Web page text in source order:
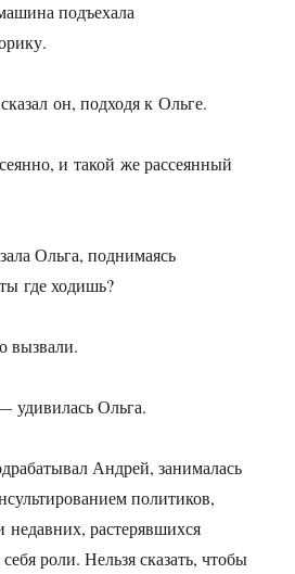
подъехала
он, подходя к Ольге.
и такой же рассеянный
Ольга, поднимаясь
где ходишь?
Ольга.
Андрей, занималась
политиков,
растерявшихся
роли. Нельзя сказать, чтобы